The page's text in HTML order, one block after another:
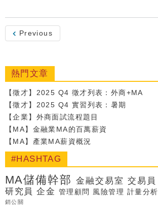
Previous
熱門文章
【徵才】2025 Q4 徵才列表：外商+MA
【徵才】2025 Q4 實習列表：暑期
【企業】外商面試流程題目
【MA】金融業MA的百萬薪資
【MA】產業MA薪資概況
#HASHTAG
MA儲備幹部 金融交易室 交易員
研究員 企金 管理顧問 風險管理 計量分析
銷公關